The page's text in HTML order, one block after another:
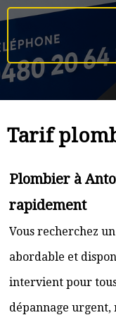
Tarif
Plombier à
rapidement
Vous recherchez
abordable et
intervient pour
dépannage urgent,